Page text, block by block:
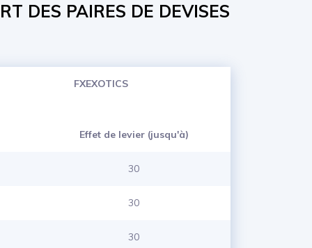
DES PAIRES DE DEVISES
FXEXOTICS
Effet de levier (jusqu'à)
30
30
30